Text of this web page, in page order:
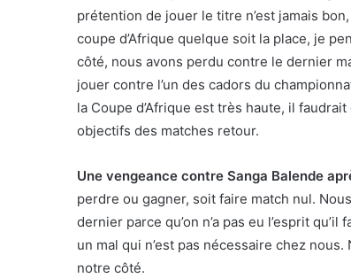
prétention de jouer le titre n’est jamais
coupe d’Afrique quelque soit la place, je
côté, nous avons perdu contre le dernier
jouer contre l’un des cadors du
la Coupe d’Afrique est très haute, il
objectifs des matches retour.
Une vengeance contre Sanga Balende
perdre ou gagner, soit faire match nul.
dernier parce qu’on n’a pas eu l’esprit
un mal qui n’est pas nécessaire chez
notre côté.